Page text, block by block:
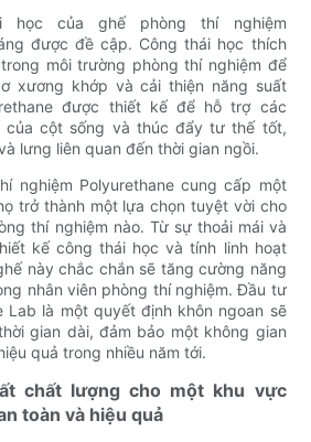
học của ghế phòng thí nghiệm
được đề cập. Công thái học thích
môi trường phòng thí nghiệm để
xương khớp và cải thiện năng suất
được thiết kế để hỗ trợ các
của cột sống và thúc đẩy tư thế tốt,
lưng liên quan đến thời gian ngồi.
nghiệm Polyurethane cung cấp một
trở thành một lựa chọn tuyệt vời cho
thí nghiệm nào. Từ sự thoải mái và
kế công thái học và tính linh hoạt
này chắc chắn sẽ tăng cường năng
nhân viên phòng thí nghiệm. Đầu tư
Lab là một quyết định khôn ngoan sẽ
gian dài, đảm bảo một không gian
quả trong nhiều năm tới.
chất lượng cho một khu vực
toàn và hiệu quả